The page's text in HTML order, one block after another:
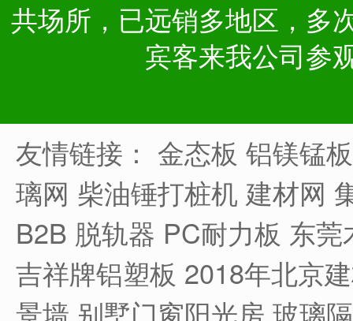
共场所，已远销多地区，多
宾客来我公司参
友情链接： 金态板 铝镁锰板
璃网 柴油锤打桩机 建材网
B2B 脱轨器 PC耐力板 东莞
吉祥牌铝塑板 2018年北京
景墙 别墅门窗阳光房 玻璃